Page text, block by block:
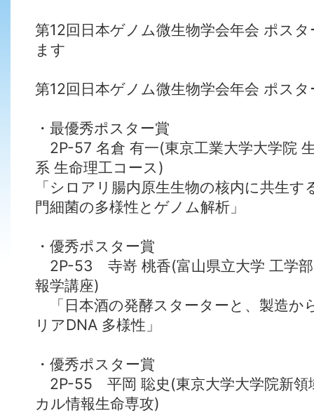
第12回日本ゲノム微生物学会年会 ポス
ます
第12回日本ゲノム微生物学会年会 ポスタ
・最優秀ポスター賞
2P-57 名倉 有一(東京工業大学大学院
系 生命理工コース)
「シロアリ腸内原生生物の核内に共生
門細菌の多様性とゲノム解析」
・優秀ポスター賞
2P-53 寺嵜 桃香(富山県立大学 工学部
報学講座)
「日本酒の発酵スターターと、製造か
リアDNA 多様性」
・優秀ポスター賞
2P-55 平岡 聡史(東京大学大学院新領
カル情報生命専攻)